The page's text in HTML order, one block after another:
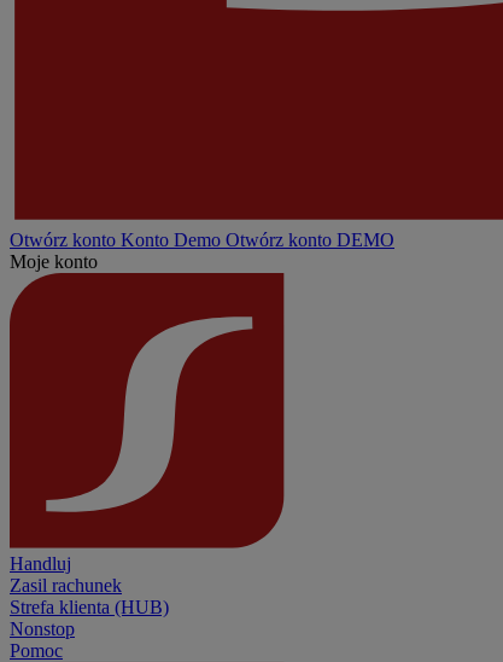
Otwórz konto Konto Demo Otwórz konto DEMO
Moje konto
Handluj
Zasil rachunek
Strefa klienta (HUB)
Nonstop
Pomoc